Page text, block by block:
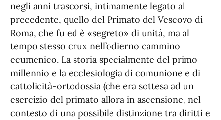
negli anni trascorsi, intimamente legato al
precedente, quello del Primato del Vescovo di
Roma, che fu ed è «segreto» di unità, ma al
tempo stesso crux nell’odierno cammino
ecumenico. La storia specialmente del primo
millennio e la ecclesiologia di comunione e di
cattolicità-ortodossia (che era sottesa ad un
esercizio del primato allora in ascensione, nel
contesto di una possibile distinzione tra diritti e